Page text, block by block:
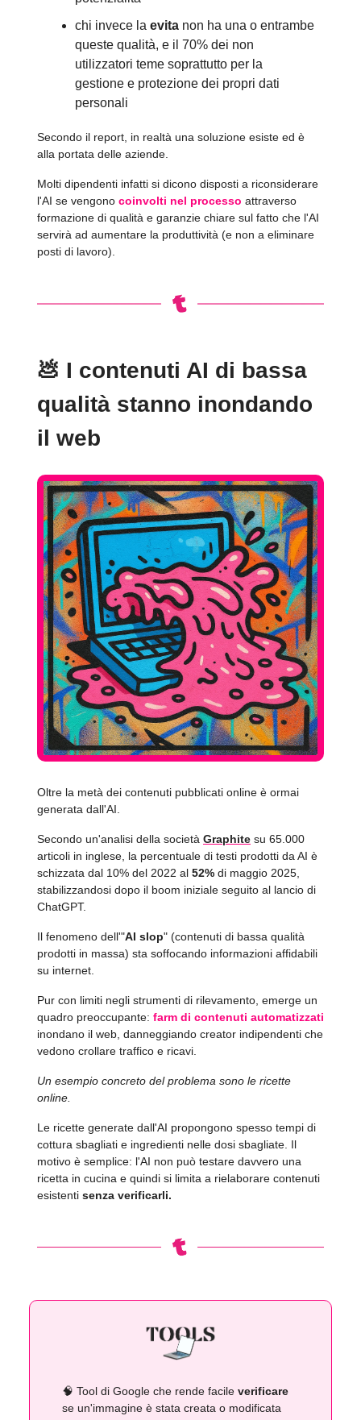
chi invece la evita non ha una o entrambe
queste qualità, e il 70% dei non
utilizzatori teme soprattutto per la
gestione e protezione dei propri dati
personali
Secondo il report, in realtà una soluzione esiste ed è
alla portata delle aziende.
Molti dipendenti infatti si dicono disposti a riconsiderare
l'AI se vengono coinvolti nel processo attraverso
formazione di qualità e garanzie chiare sul fatto che l'AI
servirà ad aumentare la produttività (e non a eliminare
posti di lavoro).
💩 I contenuti AI di bassa
qualità stanno inondando
il web
Oltre la metà dei contenuti pubblicati online è ormai
generata dall'AI.
Secondo un'analisi della società Graphite su 65.000
articoli in inglese, la percentuale di testi prodotti da AI è
schizzata dal 10% del 2022 al 52% di maggio 2025,
stabilizzandosi dopo il boom iniziale seguito al lancio di
ChatGPT.
Il fenomeno dell'"AI slop" (contenuti di bassa qualità
prodotti in massa) sta soffocando informazioni affidabili
su internet.
Pur con limiti negli strumenti di rilevamento, emerge un
quadro preoccupante: farm di contenuti automatizzati
inondano il web, danneggiando creator indipendenti che
vedono crollare traffico e ricavi.
Un esempio concreto del problema sono le ricette
online.
Le ricette generate dall'AI propongono spesso tempi di
cottura sbagliati e ingredienti nelle dosi sbagliate. Il
motivo è semplice: l'AI non può testare davvero una
ricetta in cucina e quindi si limita a rielaborare contenuti
esistenti senza verificarli.
🧠 Tool di Google che rende facile verificare
se un'immagine è stata creata o modificata